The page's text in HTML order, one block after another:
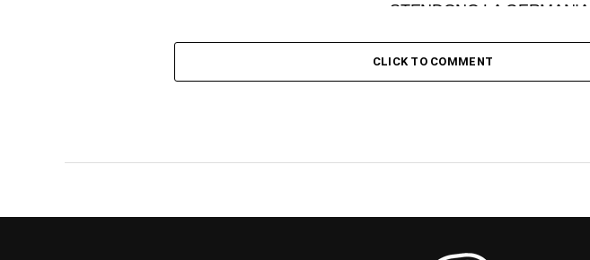
STENDONO LA GERMANIA
CLICK TO COMMENT